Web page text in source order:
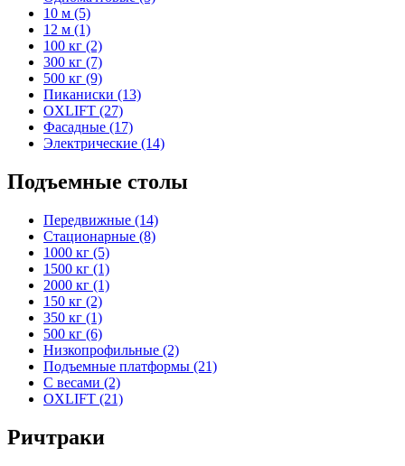
10 м (5)
12 м (1)
100 кг (2)
300 кг (7)
500 кг (9)
Пиканиски (13)
OXLIFT (27)
Фасадные (17)
Электрические (14)
Подъемные столы
Передвижные (14)
Стационарные (8)
1000 кг (5)
1500 кг (1)
2000 кг (1)
150 кг (2)
350 кг (1)
500 кг (6)
Низкопрофильные (2)
Подъемные платформы (21)
С весами (2)
OXLIFT (21)
Ричтраки